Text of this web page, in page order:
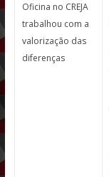
Oficina no CREJA
trabalhou com a
valorização das
diferenças